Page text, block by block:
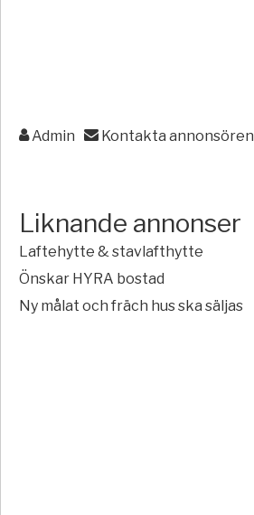
Admin Kontakta annonsören
Liknande annonser
Laftehytte & stavlafthytte
Önskar HYRA bostad
Ny målat och fräch hus ska säljas